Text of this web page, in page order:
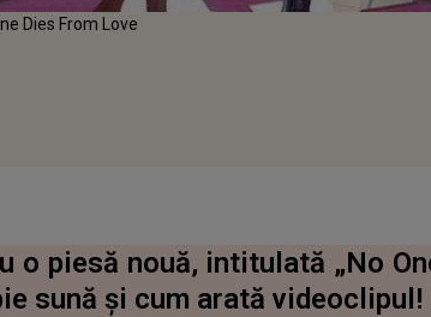
Dies From Love
o piesă nouă, intitulată „No
sună și cum arată videoclipul!